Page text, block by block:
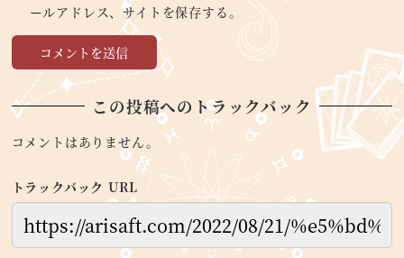
ールアドレス、サイトを保存する。
この投稿へのトラックバック
コメントはありません。
トラックバック URL